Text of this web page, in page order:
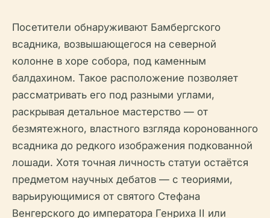
Посетители обнаруживают Бамбергского
всадника, возвышающегося на северной
колонне в хоре собора, под каменным
балдахином. Такое расположение позволяет
рассматривать его под разными углами,
раскрывая детальное мастерство — от
безмятежного, властного взгляда коронованного
всадника до редкого изображения подкованной
лошади. Хотя точная личность статуи остаётся
предметом научных дебатов — с теориями,
варьирующимися от святого Стефана
Венгерского до императора Генриха II или